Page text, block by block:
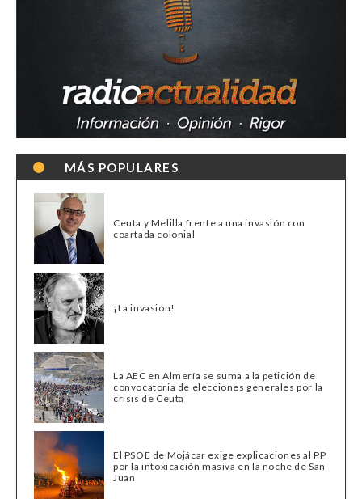
MÁS POPULARES
Ceuta y Melilla frente a una invasión con
coartada colonial
¡La invasión!
La AEC en Almería se suma a la petición de
convocatoria de elecciones generales por la
crisis de Ceuta
El PSOE de Mojácar exige explicaciones al PP
por la intoxicación masiva en la noche de San
Juan